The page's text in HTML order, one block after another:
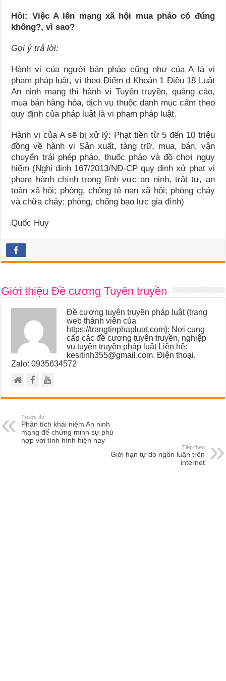
Hỏi: Việc A lên mạng xã hội mua pháo có đúng
không?, vì sao?
Gợi ý trả lời:
Hành vi của người bán pháo cũng như của A là vi
phạm pháp luật, vì theo Điểm d Khoản 1 Điều 18 Luật
An ninh mạng thì hành vi Tuyên truyền, quảng cáo,
mua bán hàng hóa, dịch vụ thuộc danh mục cấm theo
quy định của pháp luật là vi phạm pháp luật.
Hành vi của A sẽ bị xử lý: Phạt tiền từ 5 đến 10 triệu
đồng về hành vi Sản xuất, tàng trữ, mua, bán, vận
chuyển trái phép pháo, thuốc pháo và đồ chơi nguy
hiểm (Nghị định 167/2013/NĐ-CP quy định xử phạt vi
phạm hành chính trong lĩnh vực an ninh, trật tự, an
toàn xã hội; phòng, chống tệ nạn xã hội; phòng cháy
và chữa cháy; phòng, chống bạo lực gia đình)
Quốc Huy
Giới thiệu Đề cương Tuyên truyền
Đề cương tuyên truyền pháp luật (trang
web thành viên của
https://trangtinphapluat.com): Nơi cung
cấp các đề cương tuyên truyền, nghiệp
vụ tuyên truyền pháp luật Liên hệ:
kesitinh355@gmail.com. Điện thoại,
Zalo: 0935634572
Trước đó
Phân tích khái niệm An ninh
mạng để chứng minh sự phù
hợp với tình hình hiện nay
Tiếp theo
Giới hạn tự do ngôn luận trên
internet